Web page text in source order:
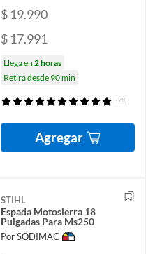
$ 19.990
$ 17.991
Llega en 2 horas
Retira desde 90 min
(28)
Agregar
STIHL
Espada Motosierra 18
Pulgadas Para Ms250
Por SODIMAC